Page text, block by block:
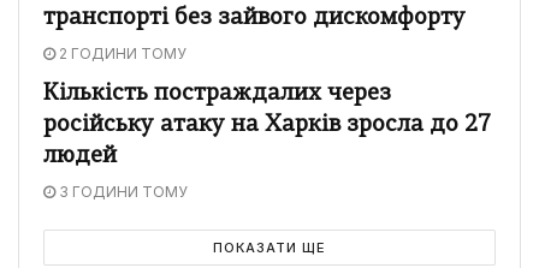
транспорті без зайвого дискомфорту
2 ГОДИНИ ТОМУ
Кількість постраждалих через
російську атаку на Харків зросла до 27
людей
3 ГОДИНИ ТОМУ
ПОКАЗАТИ ЩЕ